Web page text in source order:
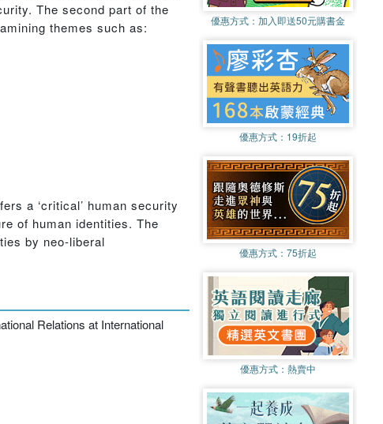
The second part of the
themes such as:
a ‘critical’ human security
of human identities. The
by neo-liberal
Relations at International
優惠方式： 加入即送50元購書金
優惠方式： 19折起
優惠方式： 75折起
優惠方式： 熱賣中